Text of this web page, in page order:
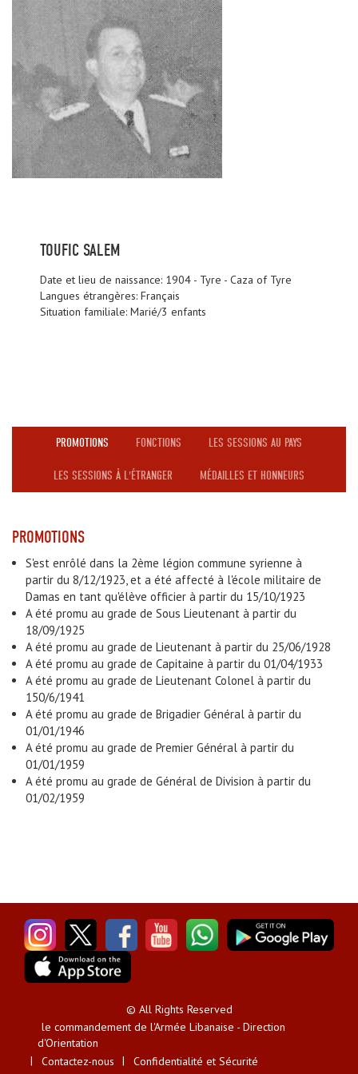
TOUFIC SALEM
Date et lieu de naissance: 1904 - Tyre - Caza of Tyre
Langues étrangères: Français
Situation familiale: Marié/3 enfants
PROMOTIONS FONCTIONS LES SESSIONS AU PAYS
LES SESSIONS À L'ÉTRANGER MÉDAILLES ET HONNEURS
PROMOTIONS
S'est enrôlé dans la 2ème légion commune syrienne à
partir du 8/12/1923, et a été affecté à l'école militaire de
Damas en tant qu'élève officier à partir du 15/10/1923
A été promu au grade de Sous Lieutenant à partir du
18/09/1925
A été promu au grade de Lieutenant à partir du 25/06/1928
A été promu au grade de Capitaine à partir du 01/04/1933
A été promu au grade de Lieutenant Colonel à partir du
150/6/1941
A été promu au grade de Brigadier Général à partir du
01/01/1946
A été promu au grade de Premier Général à partir du
01/01/1959
A été promu au grade de Général de Division à partir du
01/02/1959
© All Rights Reserved
le commandement de l'Armée Libanaise - Direction
d'Orientation
Contactez-nous
Confidentialité et Sécurité